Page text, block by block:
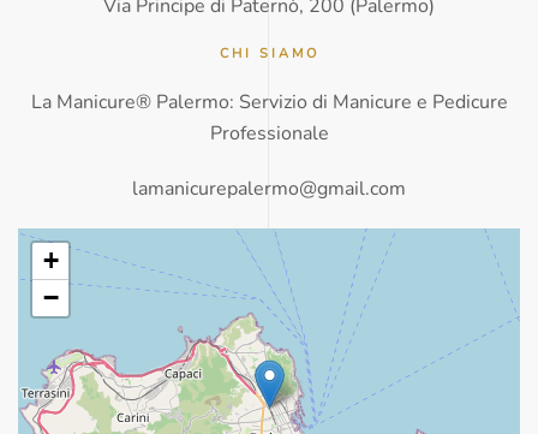
Via Principe di Paternò, 200 (Palermo)
CHI SIAMO
La Manicure® Palermo: Servizio di Manicure e Pedicure
Professionale
lamanicurepalermo@gmail.com
+
−